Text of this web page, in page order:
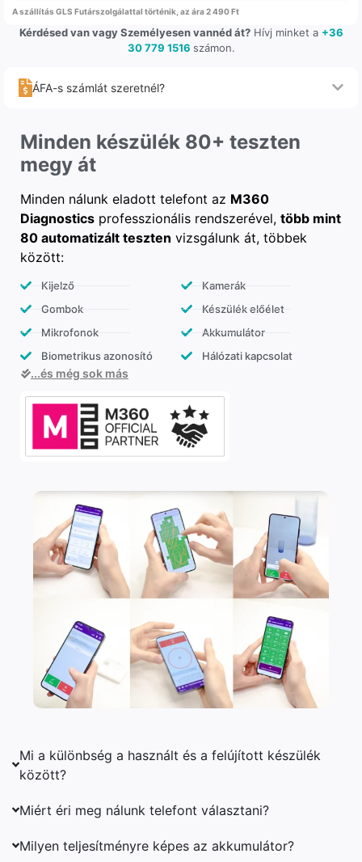
A szállítás GLS Futárszolgálattal történik, az ára 2 490 Ft
Kérdésed van vagy Személyesen vannéd át?Hívj minket a +36
30 779 1516 számon.
ÁFA-s számlát szeretnél?
Minden készülék 80+ teszten
megy át
Minden nálunk eladott telefont az M360
Diagnostics professzionális rendszerével, több mint
80 automatizált teszten vizsgálunk át, többek
között:
Kijelző
Gombok
Mikrofonok
Biometrikus azonosító
Kamerák
Készülék előélet
Akkumulátor
Hálózati kapcsolat
...és még sok más
Mi a különbség a használt és a felújított készülék
között?
Miért éri meg nálunk telefont választani?
Milyen teljesítményre képes az akkumulátor?